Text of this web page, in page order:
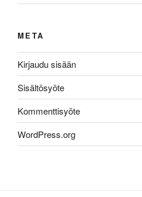
META
Kirjaudu sisään
Sisältösyöte
Kommenttisyöte
WordPress.org